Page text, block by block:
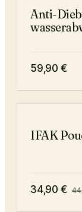
Anti-
59,90 €
IFAK
34,90 €